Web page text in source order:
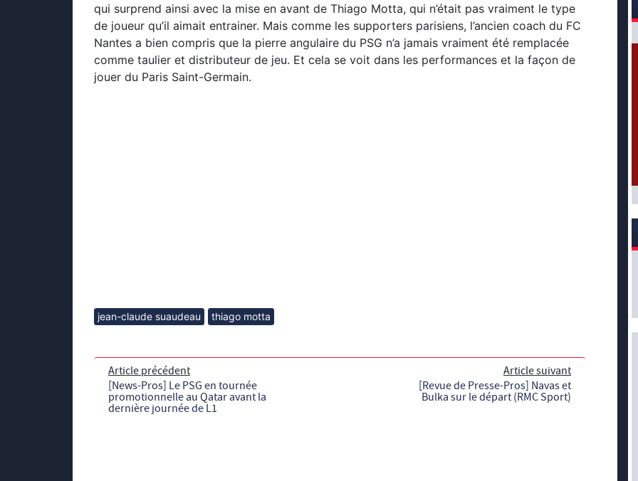
qui surprend ainsi avec la mise en avant de Thiago Motta, qui n’était pas vraiment le type
de joueur qu’il aimait entrainer. Mais comme les supporters parisiens, l’ancien coach du FC
Nantes a bien compris que la pierre angulaire du PSG n’a jamais vraiment été remplacée
comme taulier et distributeur de jeu. Et cela se voit dans les performances et la façon de
jouer du Paris Saint-Germain.
jean-claude suaudeau thiago motta
Article précédent
[News-Pros] Le PSG en tournée
promotionnelle au Qatar avant la
dernière journée de L1
Article suivant
[Revue de Presse-Pros] Navas et
Bulka sur le départ (RMC Sport)